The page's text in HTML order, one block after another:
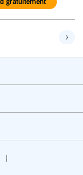
gratuitement